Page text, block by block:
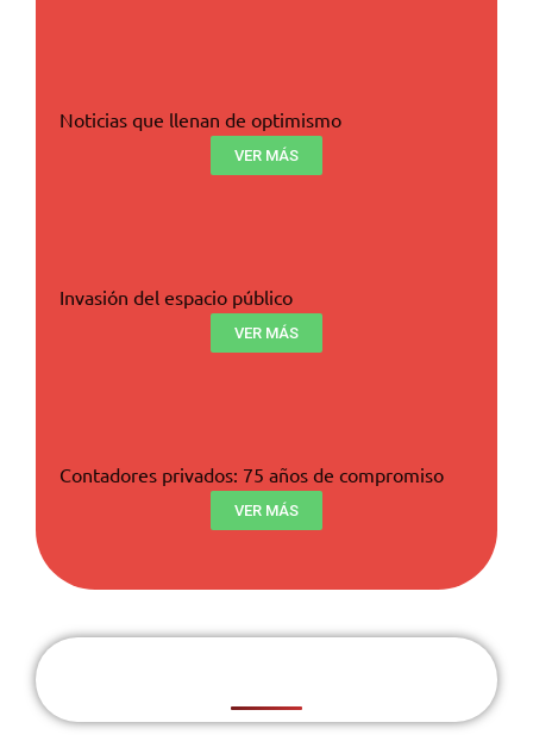
Noticias que llenan de optimismo
VER MÁS
Invasión del espacio público
VER MÁS
Contadores privados: 75 años de compromiso
VER MÁS